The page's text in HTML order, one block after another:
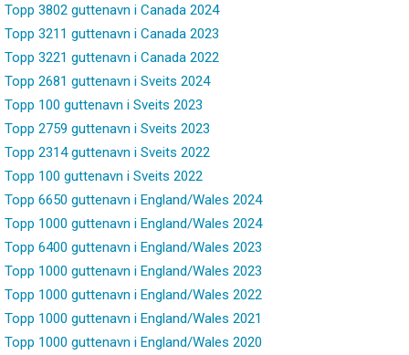
Topp 3802 guttenavn i Canada 2024
Topp 3211 guttenavn i Canada 2023
Topp 3221 guttenavn i Canada 2022
Topp 2681 guttenavn i Sveits 2024
Topp 100 guttenavn i Sveits 2023
Topp 2759 guttenavn i Sveits 2023
Topp 2314 guttenavn i Sveits 2022
Topp 100 guttenavn i Sveits 2022
Topp 6650 guttenavn i England/Wales 2024
Topp 1000 guttenavn i England/Wales 2024
Topp 6400 guttenavn i England/Wales 2023
Topp 1000 guttenavn i England/Wales 2023
Topp 1000 guttenavn i England/Wales 2022
Topp 1000 guttenavn i England/Wales 2021
Topp 1000 guttenavn i England/Wales 2020